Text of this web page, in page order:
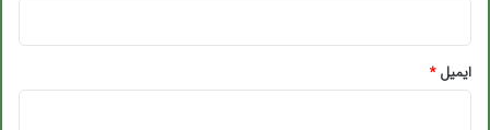
ایمیل*